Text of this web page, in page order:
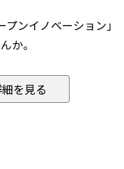
ンイノベーション」
か。
を見る